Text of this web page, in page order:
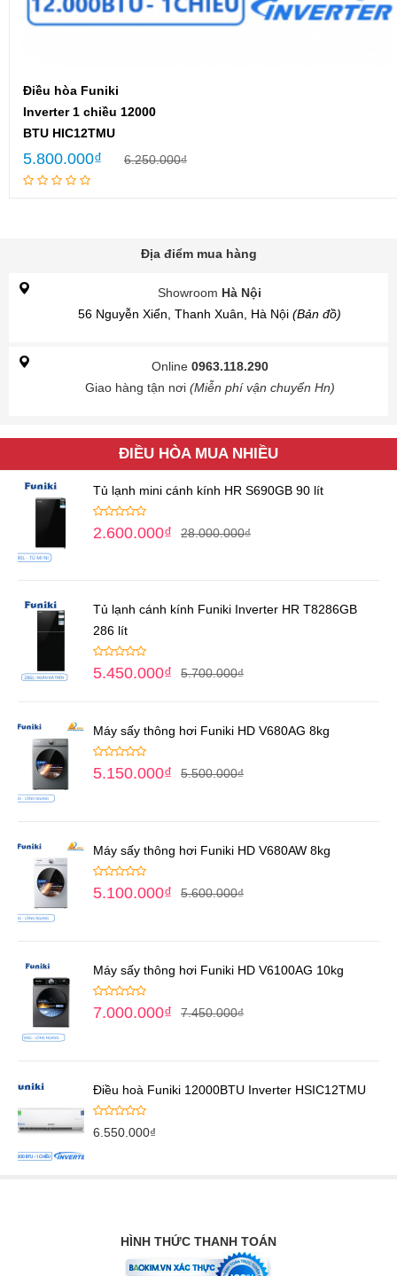
Điều hòa Funiki
Inverter 1 chiều 12000
BTU HIC12TMU
6.250.000₫
5.800.000₫
Địa điểm mua hàng
Showroom Hà Nội
56 Nguyễn Xiển, Thanh Xuân, Hà Nội (Bản đồ)
Online 0963.118.290
Giao hàng tận nơi (Miễn phí vận chuyển Hn)
ĐIỀU HÒA MUA NHIỀU
Tủ lạnh mini cánh kính HR S690GB 90 lít
28.000.000₫
2.600.000₫
Tủ lạnh cánh kính Funiki Inverter HR T8286GB
286 lít
5.700.000₫
5.450.000₫
Máy sấy thông hơi Funiki HD V680AG 8kg
5.500.000₫
5.150.000₫
Máy sấy thông hơi Funiki HD V680AW 8kg
5.600.000₫
5.100.000₫
Máy sấy thông hơi Funiki HD V6100AG 10kg
7.450.000₫
7.000.000₫
Điều hoà Funiki 12000BTU Inverter HSIC12TMU
6.550.000₫
HÌNH THỨC THANH TOÁN